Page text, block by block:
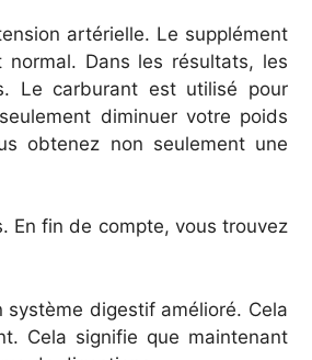
artérielle. Le supplément
Dans les résultats, les
Le carburant est utilisé pour
diminuer votre poids
obtenez non seulement une
En fin de compte, vous trouvez
digestif amélioré. Cela
Cela signifie que maintenant